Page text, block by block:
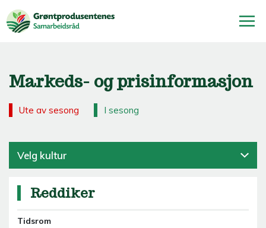
Markeds- og prisinformasjon
Ute av sesong I sesong
Velg kultur
Reddiker
Tidsrom